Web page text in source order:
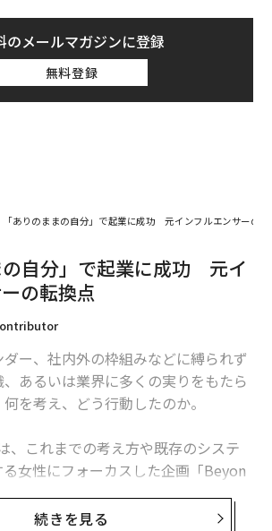
のメールマガジンに登録
無料登録
「ありのままの自分」で起業に成功 元インフルエンサーの転
の自分」で起業に成功 元イ
の転換点
ー、社内外の枠組みなどに縛られず
あるいは業界に多くの実りをもたら
を考え、どう行動したのか。
、これまでの考え方や既存のシステ
女性にフォーカスした企画「Beyon
。翻訳コンテンツを含めたインタビ
ていく。続きを見る